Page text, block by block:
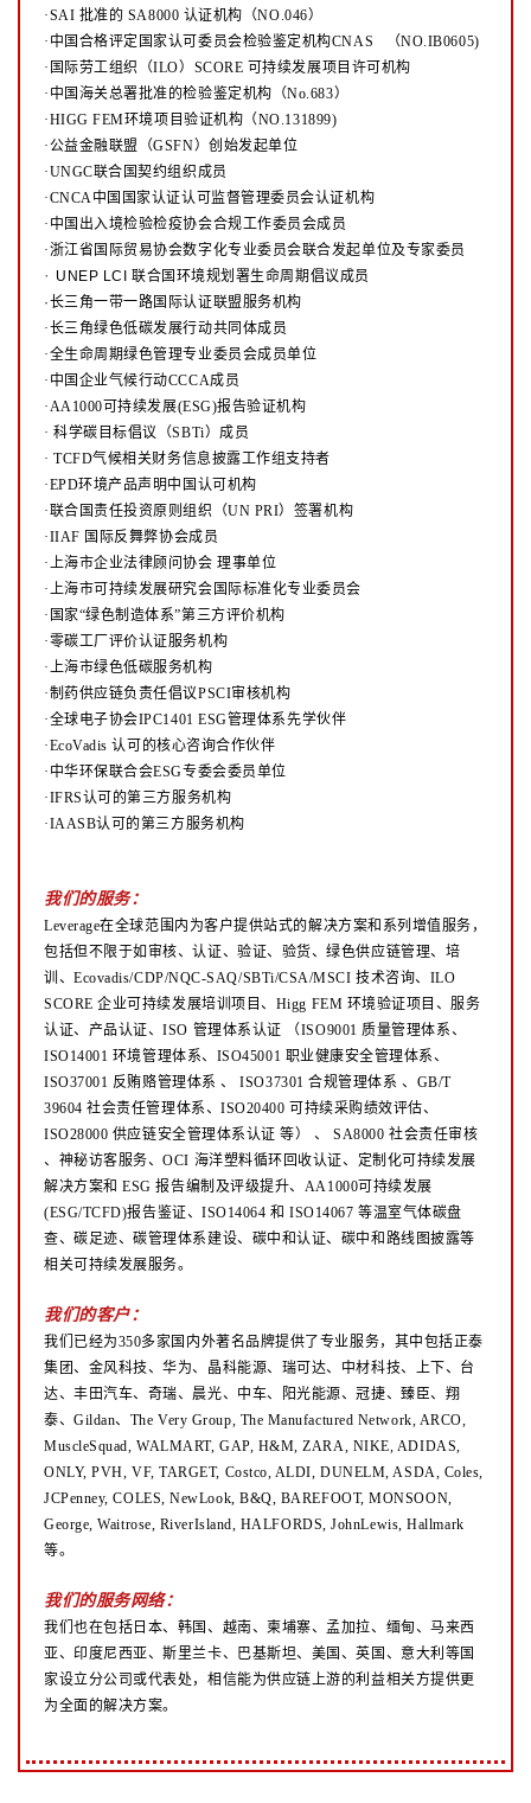
·SAI 批准的 SA8000 认证机构（NO.046）
·中国合格评定国家认可委员会检验鉴定机构CNAS （NO.IB0605)
·国际劳工组织（ILO）SCORE 可持续发展项目许可机构
·中国海关总署批准的检验鉴定机构（No.683）
·HIGG FEM环境项目验证机构（NO.131899)
·公益金融联盟（GSFN）创始发起单位
·UNGC联合国契约组织成员
·CNCA中国国家认证认可监督管理委员会认证机构
·中国出入境检验检疫协会合规工作委员会成员
·浙江省国际贸易协会数字化专业委员会联合发起单位及专家委员
· UNEP LCI 联合国环境规划署生命周期倡议成员
·长三角一带一路国际认证联盟服务机构
·长三角绿色低碳发展行动共同体成员
·全生命周期绿色管理专业委员会成员单位
·中国企业气候行动CCCA成员
·AA1000可持续发展(ESG)报告验证机构
·科学碳目标倡议（SBTi）成员
·TCFD气候相关财务信息披露工作组支持者
·EPD环境产品声明中国认可机构
·联合国责任投资原则组织（UN PRI）签署机构
·IIAF 国际反舞弊协会成员
·上海市企业法律顾问协会 理事单位
·上海市可持续发展研究会国际标准化专业委员会
·国家“绿色制造体系”第三方评价机构
·零碳工厂评价认证服务机构
·上海市绿色低碳服务机构
·制药供应链负责任倡议PSCI审核机构
·全球电子协会IPC1401 ESG管理体系先学伙伴
·EcoVadis 认可的核心咨询合作伙伴
·中华环保联合会ESG专委会委员单位
·IFRS认可的第三方服务机构
·IAASB认可的第三方服务机构
我们的服务：
Leverage在全球范围内为客户提供站式的解决方案和系列增值服务，
包括但不限于如审核、认证、验证、验货、绿色供应链管理、培
训、Ecovadis/CDP/NQC-SAQ/SBTi/CSA/MSCI 技术咨询、ILO
SCORE 企业可持续发展培训项目、Higg FEM 环境验证项目、服务
认证、产品认证、ISO 管理体系认证
（ISO9001 质量管理体系、
ISO14001 环境管理体系、ISO45001 职业健康安全管理体系、
ISO37001 反贿赂管理体系、ISO37301 合规管理体系 、GB/T
39604 社会责任管理体系、ISO20400 可持续采购绩效评估、
ISO28000 供应链安全管理体系认证等）、SA8000 社会责任审核
、神秘访客服务、OCI 海洋塑料循环回收认证、定制化可持续发展
解决方案和 ESG 报告编制及评级提升、AA1000可持续发展
(ESG/TCFD)报告鉴证、ISO14064 和 ISO14067 等温室气体碳盘
查、碳足迹、碳管理体系建设、碳中和认证、碳中和路线图披露等
相关可持续发展服务。
我们的客户：
我们已经为350多家国内外著名品牌提供了专业服务，其中包括正泰
集团、金风科技、华为、晶科能源、瑞可达、中材科技、上下、台
达、丰田汽车、奇瑞、晨光、中车、阳光能源、冠捷、臻臣、翔
泰、Gildan、The Very Group, The Manufactured Network, ARCO,
MuscleSquad, WALMART, GAP, H&M, ZARA, NIKE, ADIDAS,
ONLY, PVH, VF, TARGET, Costco, ALDI, DUNELM, ASDA, Coles,
JCPenney, COLES, NewLook, B&Q, BAREFOOT, MONSOON,
George, Waitrose, RiverIsland, HALFORDS, JohnLewis, Hallmark
等。
我们的服务网络：
我们也在包括日本、韩国、越南、柬埔寨、孟加拉、缅甸、马来西
亚、印度尼西亚、斯里兰卡、巴基斯坦、美国、英国、意大利等国
家设立分公司或代表处，相信能为供应链上游的利益相关方提供更
为全面的解决方案。